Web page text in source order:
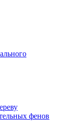
фенов